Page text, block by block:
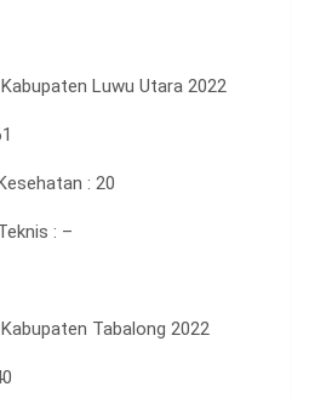
Luwu Utara 2022
: 20
: –
Tabalong 2022